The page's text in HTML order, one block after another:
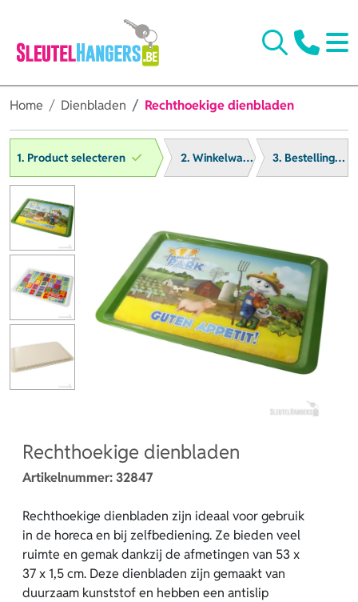
Home Dienbladen Rechthoekige dienbladen
1. Product selecteren 2. Winkelwagen 3. Bestelling afronden
Rechthoekige dienbladen
Artikelnummer:32847
Rechthoekige dienbladen zijn ideaal voor gebruik
in de horeca en bij zelfbediening. Ze bieden veel
ruimte en gemak dankzij de afmetingen van 53 x
37 x 1,5 cm. Deze dienbladen zijn gemaakt van
duurzaam kunststof en hebben een antislip